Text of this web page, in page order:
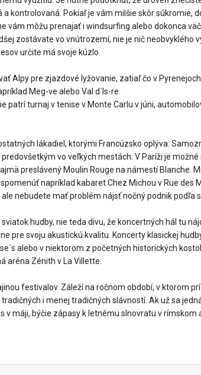
kontrolovaná. Pokiaľ je vám milšie skôr súkromie,
vám môžu prenajať i windsurfing alebo dokonca
zostávate vo vnútrozemí, nie je nič neobvyklého
určite má svoje kúzlo.
Alpy pre zjazdové lyžovanie, zatiaľ čo v
Meg-ve alebo Val d´ls-re.
patrí turnaj v tenise v Monte Carlu v júni,
lákadiel, ktorými Francúzsko oplýva.
vo veľkých mestách. V Paríži je
preslávený Moulin Rouge na námestí Blanche.
napríklad kabaret Chez Michou v Rue des
nebudete mať problém nájsť nočný podnik podľa
hudby, nie teda divu, že koncertných hál tu
pre svoju akustickú kvalitu. Koncerty klasickej
alebo v niektorom z početných historických
aréna Zénith v La Villette.
festivalov. Záleží na ročnom období, v ktorom
i menej tradičných slávností. Ak už sa
v máji, býčie zápasy k letnému slnovratu v